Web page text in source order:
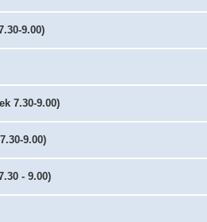
9.00)
7.30-9.00)
9.00)
- 9.00)